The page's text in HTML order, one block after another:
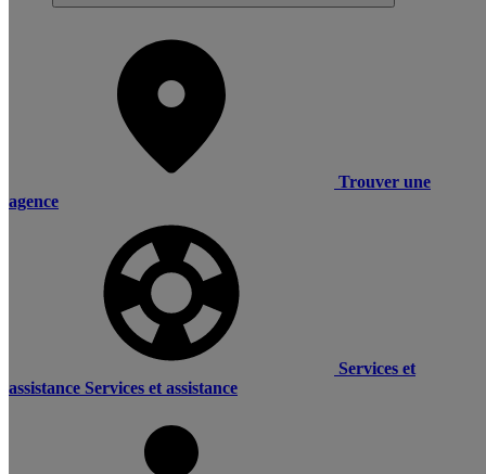
Trouver une
agence
Services et
assistance Services et assistance